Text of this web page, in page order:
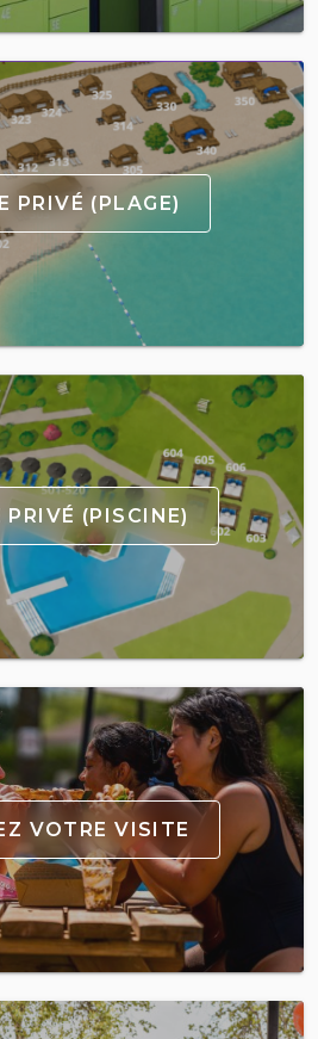
PRIVÉ (PLAGE)
PRIVÉ (PISCINE)
VOTRE VISITE